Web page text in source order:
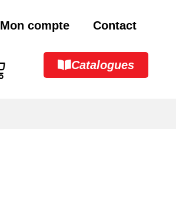
Mon compte Contact
Catalogues